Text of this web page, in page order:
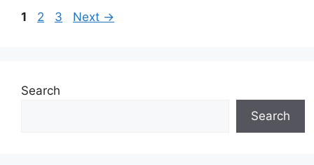
Page
1 Page
2 Page
3 Next →
Search
Search